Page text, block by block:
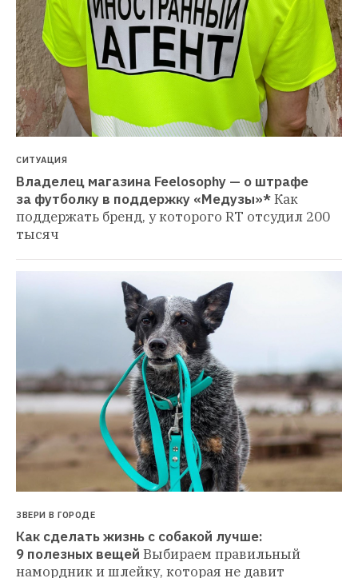
СИТУАЦИЯ
Владелец магазина Feelosophy — о штрафе
за футболку в поддержку «Медузы»*Как
поддержать бренд, у которого RT отсудил 200
тысяч
ЗВЕРИ В ГОРОДЕ
Как сделать жизнь с собакой лучше:
9 полезных вещей Выбираем правильный
намордник и шлейку, которая не давит